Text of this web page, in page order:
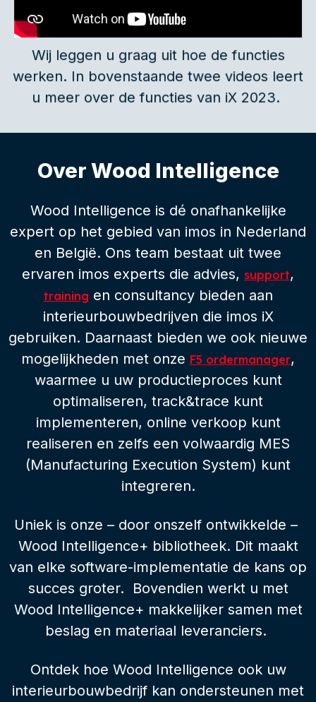
Wij leggen u graag uit hoe de functies
werken. In bovenstaande twee videos leert
u meer over de functies van iX 2023.
Over Wood Intelligence
Wood Intelligence is dé onafhankelijke
expert op het gebied van imos in Nederland
en België. Ons team bestaat uit twee
ervaren imos experts die advies, support,
training en consultancy bieden aan
interieurbouwbedrijven die imos iX
gebruiken. Daarnaast bieden we ook nieuwe
mogelijkheden met onze F5 ordermanager,
waarmee u uw productieproces kunt
optimaliseren, track&trace kunt
implementeren, online verkoop kunt
realiseren en zelfs een volwaardig MES
(Manufacturing Execution System) kunt
integreren.
Uniek is onze – door onszelf ontwikkelde –
Wood Intelligence+ bibliotheek. Dit maakt
van elke software-implementatie de kans op
succes groter. Bovendien werkt u met
Wood Intelligence+ makkelijker samen met
beslag en materiaal leveranciers.
Ontdek hoe Wood Intelligence ook uw
interieurbouwbedrijf kan ondersteunen met